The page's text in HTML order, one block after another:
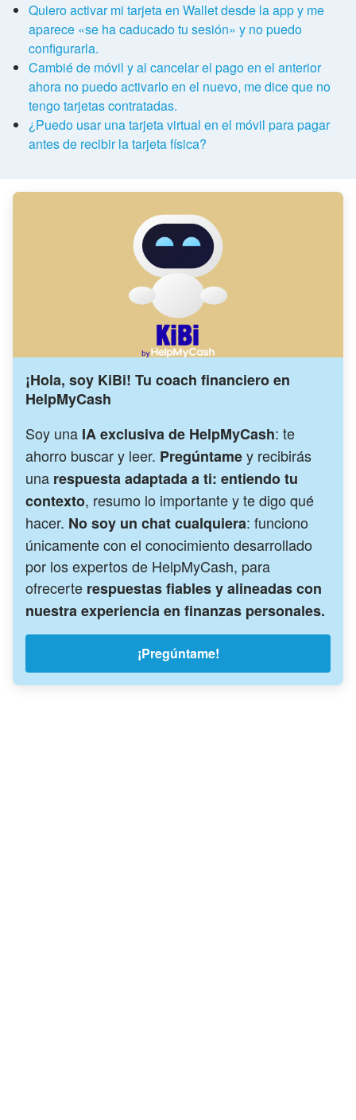
Quiero activar mi tarjeta en Wallet desde la app y me
aparece «se ha caducado tu sesión» y no puedo
configurarla.
Cambié de móvil y al cancelar el pago en el anterior
ahora no puedo activarlo en el nuevo, me dice que no
tengo tarjetas contratadas.
¿Puedo usar una tarjeta virtual en el móvil para pagar
antes de recibir la tarjeta física?
¡Hola, soy KiBi! Tu coach financiero en
HelpMyCash
Soy una IA exclusiva de HelpMyCash: te
ahorro buscar y leer. Pregúntamey recibirás
una respuesta adaptada a ti: entiendo tu
contexto, resumo lo importante y te digo qué
hacer. No soy un chat cualquiera: funciono
únicamente con el conocimiento desarrollado
por los expertos de HelpMyCash, para
ofrecerte respuestas fiables y alineadas con
nuestra experiencia en finanzas personales.
¡Pregúntame!